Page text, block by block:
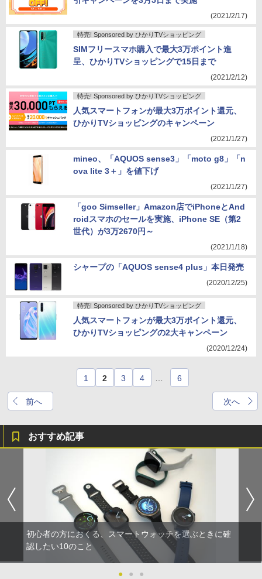
(2021/2/17)
特売! Sponsored by ひかりTVショッピング
SIMフリースマホ購入で最大3万ポイント進
呈、ひかりTVショッピングで15日まで
(2021/2/12)
特売! Sponsored by ひかりTVショッピング
人気スマートフォンが最大3万ポイント還元、
ひかりTVショッピングのキャンペーン
(2021/1/27)
mineo、「AQUOS sense3」「moto g8」「n
ova lite 3＋」を値下げ
(2021/1/27)
「goo Simseller」Amazon店でiPhoneとAnd
roidスマホのセールを実施、iPhone SE（第2
世代）が3万2670円～
(2021/1/18)
シャープの「AQUOS sense4 plus」本日発売
(2020/12/25)
特売! Sponsored by ひかりTVショッピング
人気スマートフォンが最大3万ポイント還元、
ひかりTVショッピングの2大キャンペーン
(2020/12/24)
前へ
1 2 3 4 6
次へ
おすすめ記事
初心者の方におくる、スマートウォッチを選ぶときに確
認したい10のこと
● ● ●